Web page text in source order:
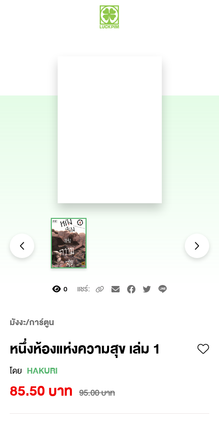
0 แชร์:
มังงะ/การ์ตูน
หนึ่งห้องแห่งความสุข เล่ม 1
โดย HAKURI
85.50 บาท 95.00 บาท